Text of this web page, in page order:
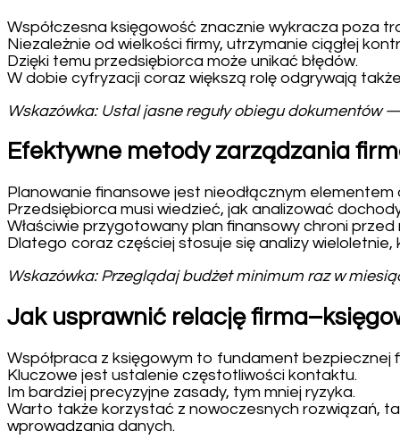
Współczesna księgowość znacznie wykracza poza
Niezależnie od wielkości firmy, utrzymanie ciągłej
Dzięki temu przedsiębiorca może unikać błędów.
W dobie cyfryzacji coraz większą rolę odgrywają
Wskazówka: Ustal jasne reguły obiegu dokumentów
Efektywne metody zarządzania
Planowanie finansowe jest nieodłącznym
Przedsiębiorca musi wiedzieć, jak analizować
Właściwie przygotowany plan finansowy chroni
Dlatego coraz częściej stosuje się analizy
Wskazówka: Przeglądaj budżet minimum raz w
Jak usprawnić relację
Współpraca z księgowym to fundament bezpiecznej
Kluczowe jest ustalenie częstotliwości kontaktu.
Im bardziej precyzyjne zasady, tym mniej ryzyka.
Warto także korzystać z nowoczesnych rozwiązań,
wprowadzania danych.